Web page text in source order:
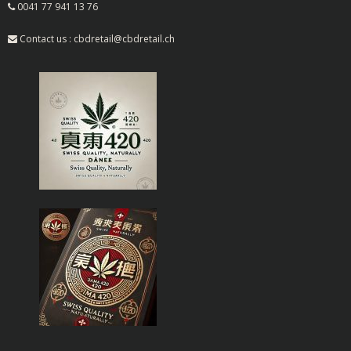
0041 77 941 13 76
Contact us : cbdretail@cbdretail.ch